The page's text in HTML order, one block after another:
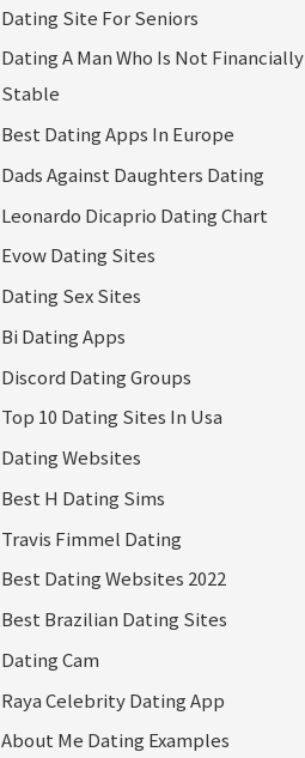
Dating Site For Seniors
Dating A Man Who Is Not Financially
Stable
Best Dating Apps In Europe
Dads Against Daughters Dating
Leonardo Dicaprio Dating Chart
Evow Dating Sites
Dating Sex Sites
Bi Dating Apps
Discord Dating Groups
Top 10 Dating Sites In Usa
Dating Websites
Best H Dating Sims
Travis Fimmel Dating
Best Dating Websites 2022
Best Brazilian Dating Sites
Dating Cam
Raya Celebrity Dating App
About Me Dating Examples